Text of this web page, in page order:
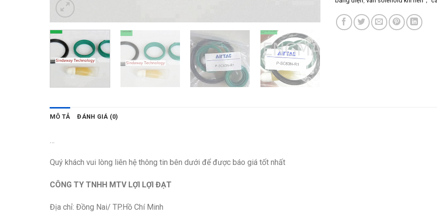
MÔ TẢ ĐÁNH GIÁ (0)
Quý khách vui lòng liên hệ thông tin bên dưới để được báo giá tốt nhất
CÔNG TY TNHH MTV LỢI LỢI ĐẠT
Địa chỉ: Đồng Nai/ TP.Hồ Chí Minh